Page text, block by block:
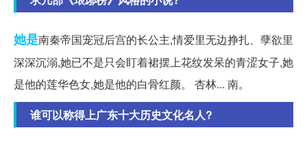
她是南秦帝国宠冠后宫的长公主,情爱里无边挣扎、孽欲里
深深沉溺,她已不是只会盯着裙摆上花纹发呆的青涩女子,她
是他的莲华色女,她是他的白骨红颜。 杏林... 南。
谁可以称得上广东十大历史文化名人?